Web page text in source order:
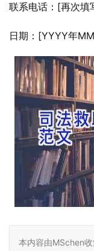
联系电话：[再次填
日期：[YYYY年
本内容由MSchen